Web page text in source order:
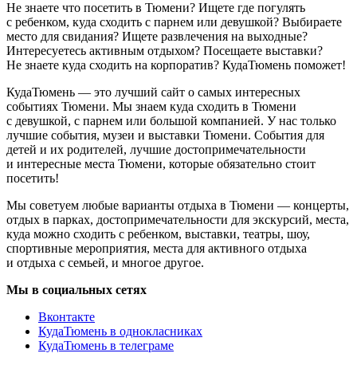
Не знаете что посетить в Тюмени? Ищете где погулять
с ребенком, куда сходить с парнем или девушкой? Выбираете
место для свидания? Ищете развлечения на выходные?
Интересуетесь активным отдыхом? Посещаете выставки?
Не знаете куда сходить на корпоратив? КудаТюмень поможет!
КудаТюмень — это лучший сайт о самых интересных
событиях Тюмени. Мы знаем куда сходить в Тюмени
с девушкой, с парнем или большой компанией. У нас только
лучшие события, музеи и выставки Тюмени. События для
детей и их родителей, лучшие достопримечательности
и интересные места Тюмени, которые обязательно стоит
посетить!
Мы советуем любые варианты отдыха в Тюмени — концерты,
отдых в парках, достопримечательности для экскурсий, места,
куда можно сходить с ребенком, выставки, театры, шоу,
спортивные мероприятия, места для активного отдыха
и отдыха с семьей, и многое другое.
Мы в социальных сетях
Вконтакте
КудаТюмень в однокласниках
КудаТюмень в телеграме